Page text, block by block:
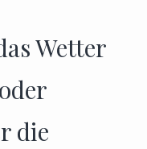
Wetter
die